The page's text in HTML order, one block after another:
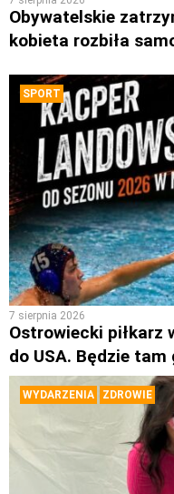
Obywatelskie
kobieta rozbiła
SPORT
7 sierpnia 2026
Ostrowiecki piłkarz
do USA. Będzie
WYDARZENIA ZDROWIE